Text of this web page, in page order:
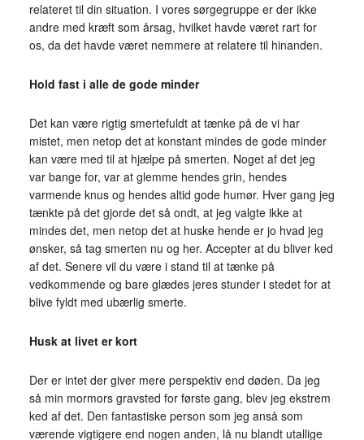
relateret til din situation. I vores sørgegruppe er der ikke
andre med kræft som årsag, hvilket havde været rart for
os, da det havde været nemmere at relatere til hinanden.
Hold fast i alle de gode minder
Det kan være rigtig smertefuldt at tænke på de vi har
mistet, men netop det at konstant mindes de gode minder
kan være med til at hjælpe på smerten. Noget af det jeg
var bange for, var at glemme hendes grin, hendes
varmende knus og hendes altid gode humør. Hver gang jeg
tænkte på det gjorde det så ondt, at jeg valgte ikke at
mindes det, men netop det at huske hende er jo hvad jeg
ønsker, så tag smerten nu og her. Accepter at du bliver ked
af det. Senere vil du være i stand til at tænke på
vedkommende og bare glædes jeres stunder i stedet for at
blive fyldt med ubærlig smerte.
Husk at livet er kort
Der er intet der giver mere perspektiv end døden. Da jeg
så min mormors gravsted for første gang, blev jeg ekstrem
ked af det. Den fantastiske person som jeg anså som
værende vigtigere end nogen anden, lå nu blandt utallige